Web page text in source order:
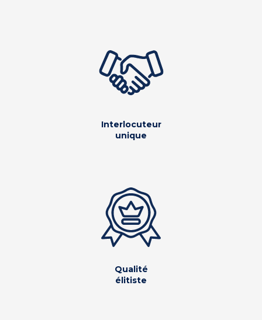
Interlocuteur
unique
Qualité
élitiste